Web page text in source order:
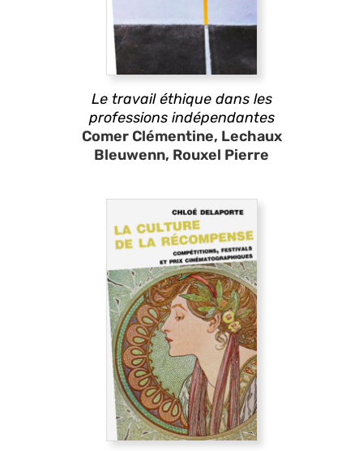
Le travail éthique dans les
professions indépendantes
Comer Clémentine, Lechaux
Bleuwenn, Rouxel Pierre